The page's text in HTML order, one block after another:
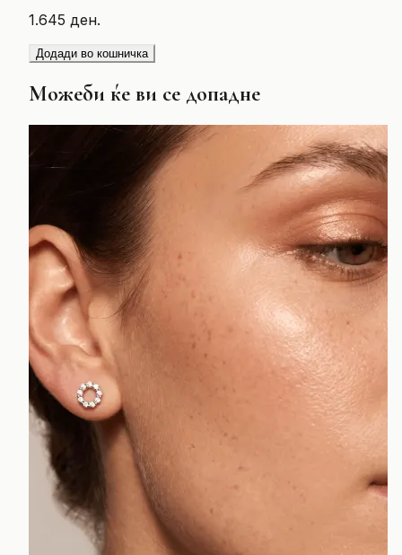
1.645 ден.
Додади во кошничка
Можеби ќе ви се допадне